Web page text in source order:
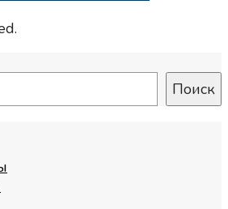
Поиск